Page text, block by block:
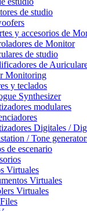
de studio
y accesorios de
de Monitor
de studio
de
Monitoring
y teclados
Synthesizer
modulares
Digitales /
/ Tone
de escenario
Virtuales
Virtuales
Virtuales